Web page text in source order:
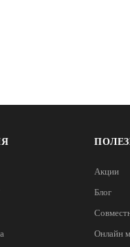
Акции
Блог
Онлайн